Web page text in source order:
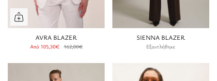
AVRA BLAZER
Από105,30€ 162,00€
SIENNA BLAZER
Εξαντλήθηκε